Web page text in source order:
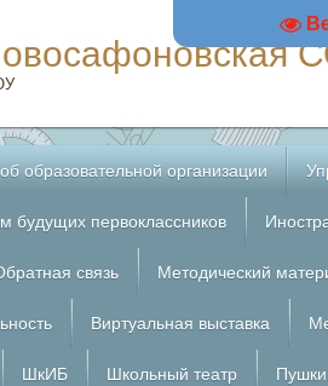
образовательной организации
будущих первоклассников
связь Методический
Виртуальная выставка
ШкИБ Школьный театр